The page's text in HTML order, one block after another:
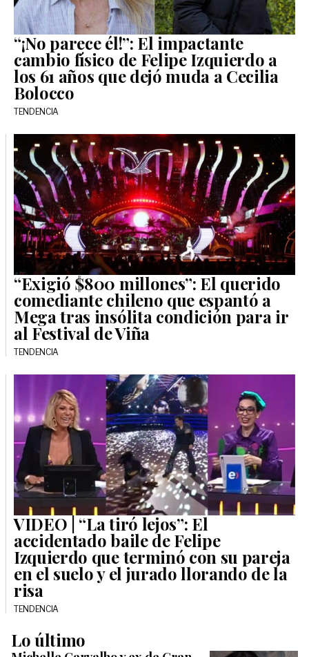
“¡No parece él!”: El impactante
cambio físico de Felipe Izquierdo a
los 61 años que dejó muda a Cecilia
Bolocco
TENDENCIA
“Exigió $800 millones”: El querido
comediante chileno que espantó a
Mega tras insólita condición para ir
al Festival de Viña
TENDENCIA
VIDEO | “La tiró lejos”: El
accidentado baile de Felipe
Izquierdo que terminó con su pareja
en el suelo y el jurado llorando de la
risa
TENDENCIA
Lo último